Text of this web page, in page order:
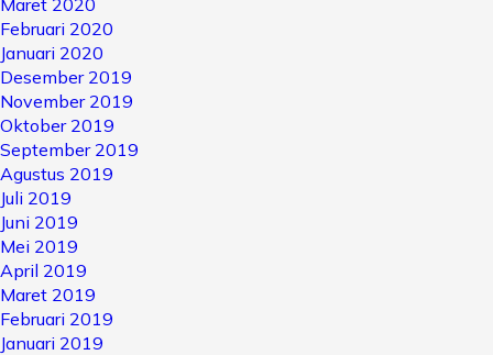
Maret 2020
Februari 2020
Januari 2020
Desember 2019
November 2019
Oktober 2019
September 2019
Agustus 2019
Juli 2019
Juni 2019
Mei 2019
April 2019
Maret 2019
Februari 2019
Januari 2019